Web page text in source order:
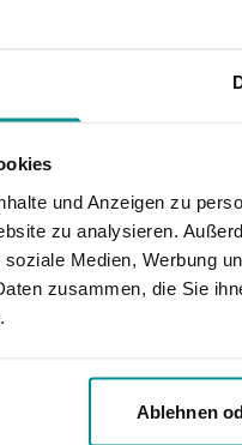
und Anzeigen zu
zu analysieren.
Medien, Werbung
zusammen, die Sie
Ablehnen